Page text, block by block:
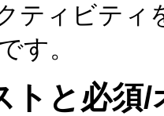
ティビティ
す。
トと必須